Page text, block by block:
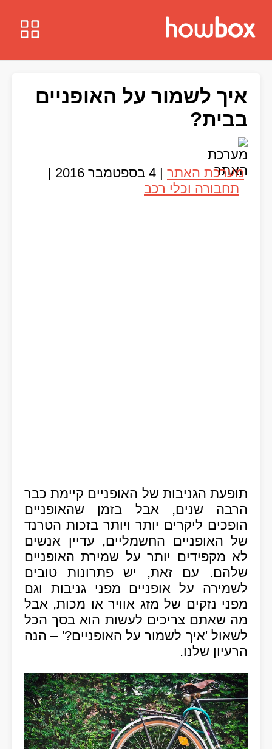
איך לשמור על האופניים
בבית?
מערכת האתר | 4 בספטמבר 2016
|
תחבורה וכלי רכב
תופעת הגניבות של האופניים קיימת כבר
הרבה שנים, אבל בזמן שהאופניים
הופכים ליקרים יותר ויותר בזכות הטרנד
של האופניים החשמליים, עדיין אנשים
לא מקפידים יותר על שמירת האופניים
שלהם. עם זאת, יש פתרונות טובים
לשמירה על אופניים מפני גניבות וגם
מפני נזקים של מזג אוויר או מכות, אבל
מה שאתם צריכים לעשות הוא בסך הכל
לשאול 'איך לשמור על האופניים?' – הנה
הרעיון שלנו.